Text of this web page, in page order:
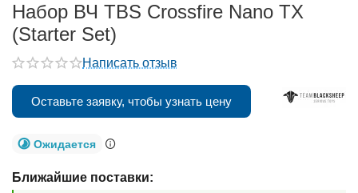
Набор ВЧ TBS Crossfire Nano TX
(Starter Set)
Написать отзыв
Оставьте заявку, чтобы узнать цену
Ожидается
Ближайшие поставки: